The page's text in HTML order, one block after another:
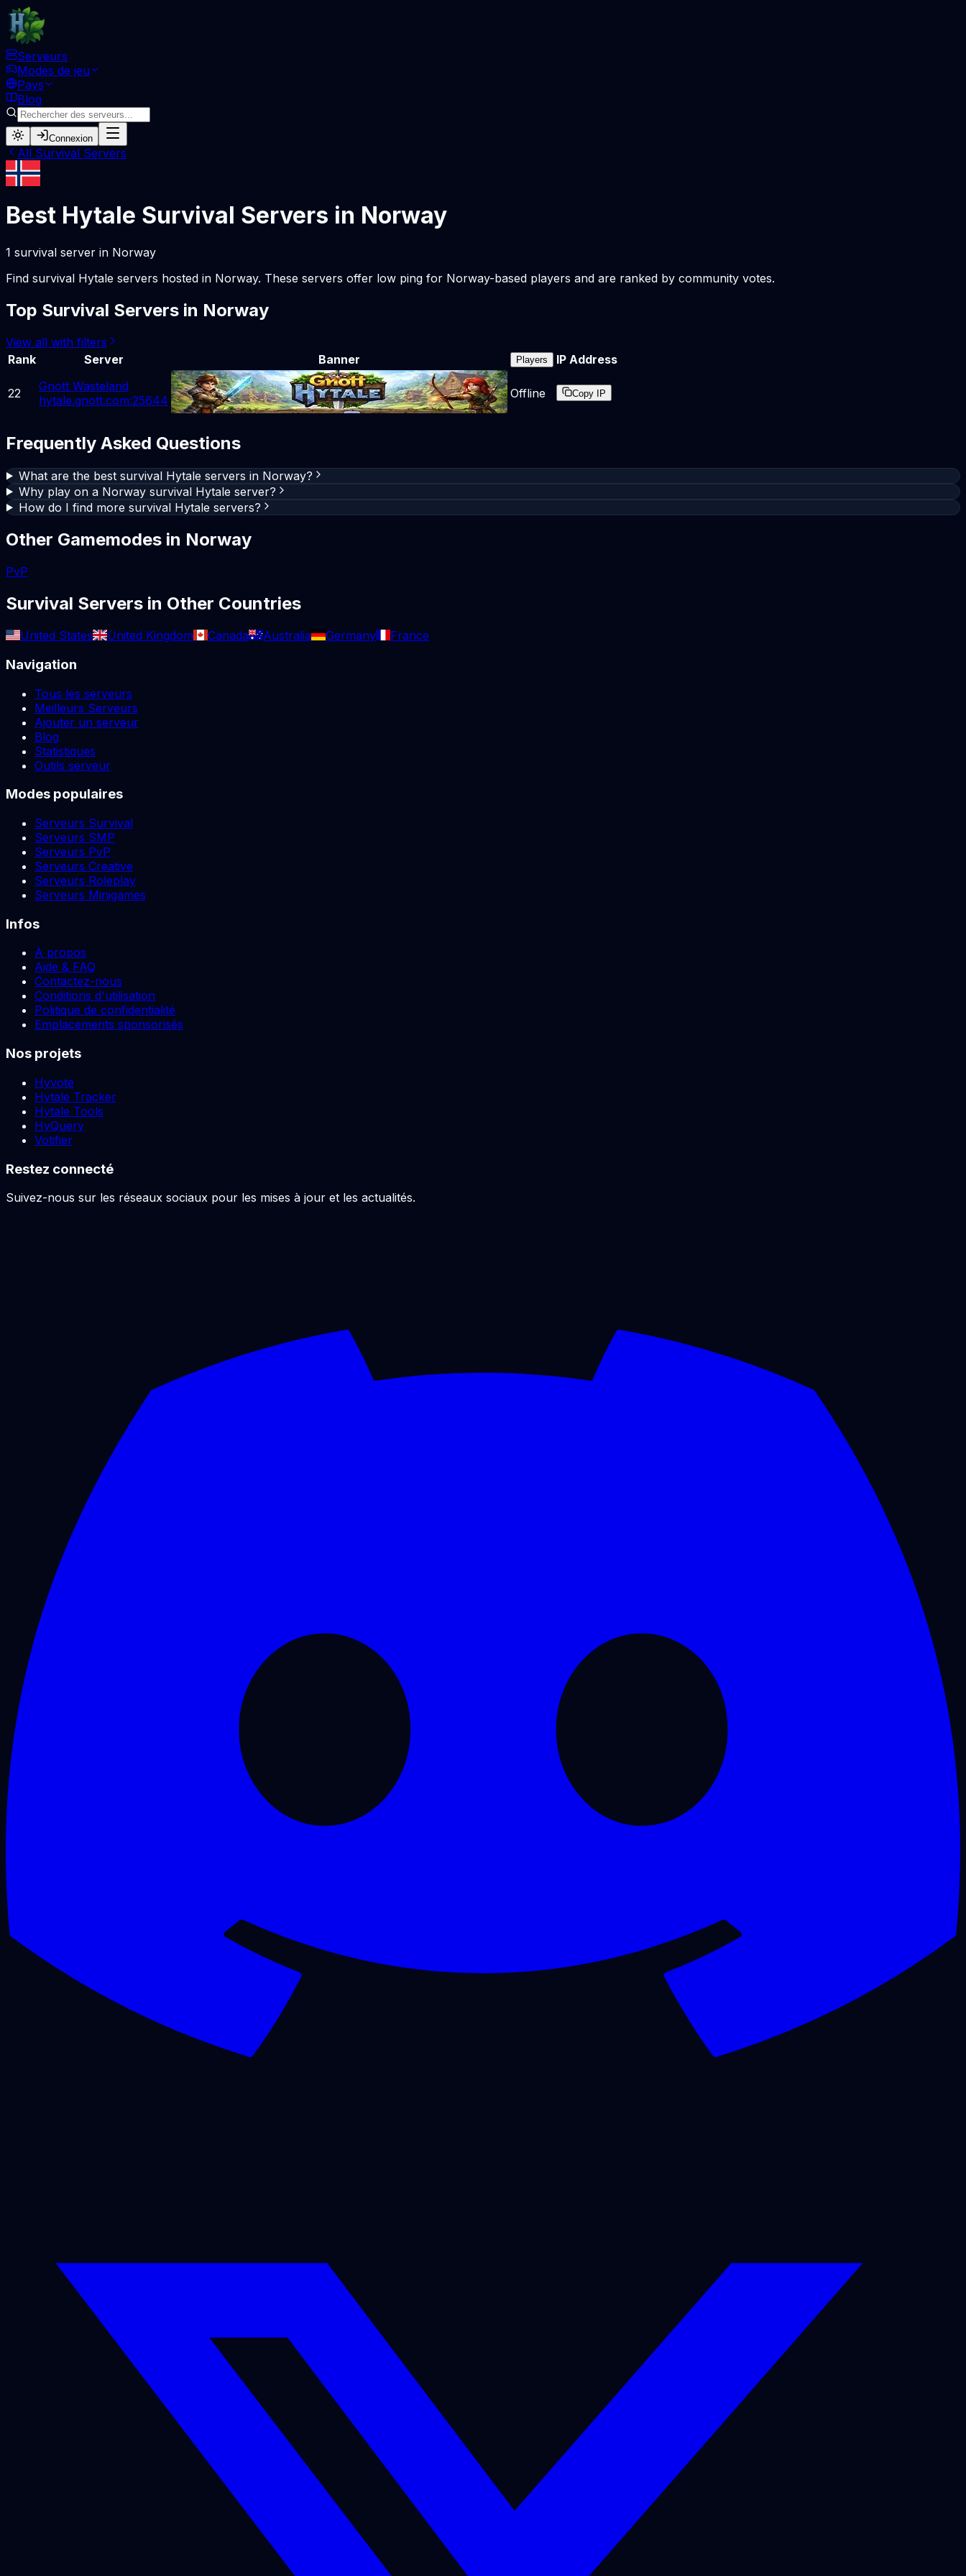
Serveurs
Modes de jeu
Pays
Blog
Connexion
All Survival Servers
Best Hytale Survival Servers in Norway
1 survival server in Norway
Find survival Hytale servers hosted in Norway. These servers offer low ping for Norway-based players and are ranked by community votes.
Top Survival Servers in Norway
View all with filters
Rank
Server Banner Players IP Address
22
Gnott Wasteland
hytale.gnott.com:25644
Offline Copy IP
Frequently Asked Questions
What are the best survival Hytale servers in Norway?
Why play on a Norway survival Hytale server?
How do I find more survival Hytale servers?
Other Gamemodes in Norway
PvP
Survival Servers in Other Countries
United States United Kingdom Canada Australia Germany France
Navigation
Tous les serveurs
Meilleurs Serveurs
Ajouter un serveur
Blog
Statistiques
Outils serveur
Modes populaires
Serveurs Survival
Serveurs SMP
Serveurs PvP
Serveurs Creative
Serveurs Roleplay
Serveurs Minigames
Infos
À propos
Aide & FAQ
Contactez-nous
Conditions d'utilisation
Politique de confidentialité
Emplacements sponsorisés
Nos projets
Hyvote
Hytale Tracker
Hytale Tools
HyQuery
Votifier
Restez connecté
Suivez-nous sur les réseaux sociaux pour les mises à jour et les actualités.